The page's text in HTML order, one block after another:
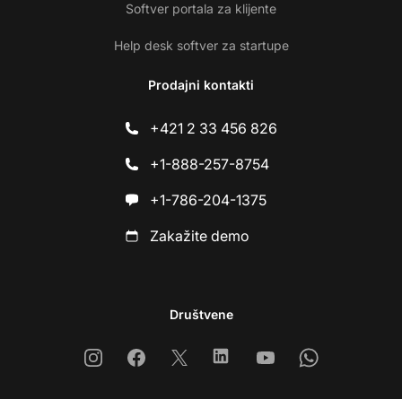
Softver portala za klijente
Help desk softver za startupe
Prodajni kontakti
+421 2 33 456 826
+1-888-257-8754
+1-786-204-1375
Zakažite demo
Društvene
InstagramFacebook
X LinkedinYoutubeWhatsapp